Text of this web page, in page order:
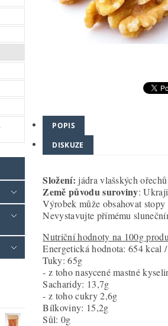
POPIS
DISKUZE
Složení: jádra vlašských
Země původu suroviny:
Výrobek může obsahovat
Nevystavujte přímému
Nutriční hodnoty na 100g
Energetická hodnota: 654 kcal
Tuky: 65g
- z toho nasycené mastné
Sacharidy: 13,7g
- z toho cukry 2,6g
Bílkoviny: 15,2g
Sůl: 0g